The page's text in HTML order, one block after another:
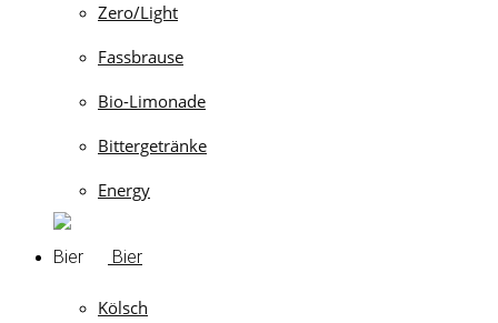
Zero/Light
Fassbrause
Bio-Limonade
Bittergetränke
Energy
Bier
Kölsch